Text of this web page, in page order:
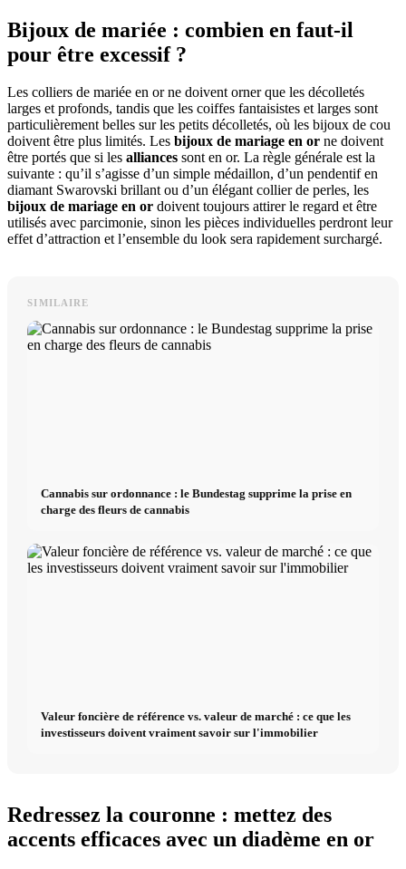
Bijoux de mariée : combien en faut-il
pour être excessif ?
Les colliers de mariée en or ne doivent orner que les décolletés
larges et profonds, tandis que les coiffes fantaisistes et larges sont
particulièrement belles sur les petits décolletés, où les bijoux de cou
doivent être plus limités. Les bijoux de mariage en or ne doivent
être portés que si les alliances sont en or. La règle générale est la
suivante : qu’il s’agisse d’un simple médaillon, d’un pendentif en
diamant Swarovski brillant ou d’un élégant collier de perles, les
bijoux de mariage en or doivent toujours attirer le regard et être
utilisés avec parcimonie, sinon les pièces individuelles perdront leur
effet d’attraction et l’ensemble du look sera rapidement surchargé.
SIMILAIRE
Cannabis sur ordonnance : le Bundestag supprime la prise en
charge des fleurs de cannabis
Valeur foncière de référence vs. valeur de marché : ce que les
investisseurs doivent vraiment savoir sur l'immobilier
Redressez la couronne : mettez des
accents efficaces avec un diadème en or